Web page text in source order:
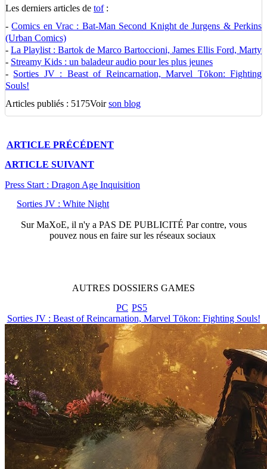
Les derniers articles de tof:
-Comics en Vrac : Bat-Man Second Knight de Jurgens & Perkins
(Urban Comics)
- La Playlist : Bartok de Marco Bartoccioni, James Ellis Ford, Marty
- Streamy Kids : un baladeur audio pour les plus jeunes
- Sorties JV : Beast of Reincarnation, Marvel Tōkon: Fighting
Souls!
Articles publiés : 5175Voirson blog
ARTICLE PRÉCÉDENT
ARTICLE SUIVANT
Press Start : Dragon Age Inquisition
Sorties JV : White Night
SurMaXoE, il n'y a PAS DE PUBLICITÉ Par contre, vous
pouvez nous en faire sur les réseaux sociaux
AUTRES DOSSIERS GAMES
PC PS5
Sorties JV : Beast of Reincarnation, Marvel Tōkon: Fighting Souls!